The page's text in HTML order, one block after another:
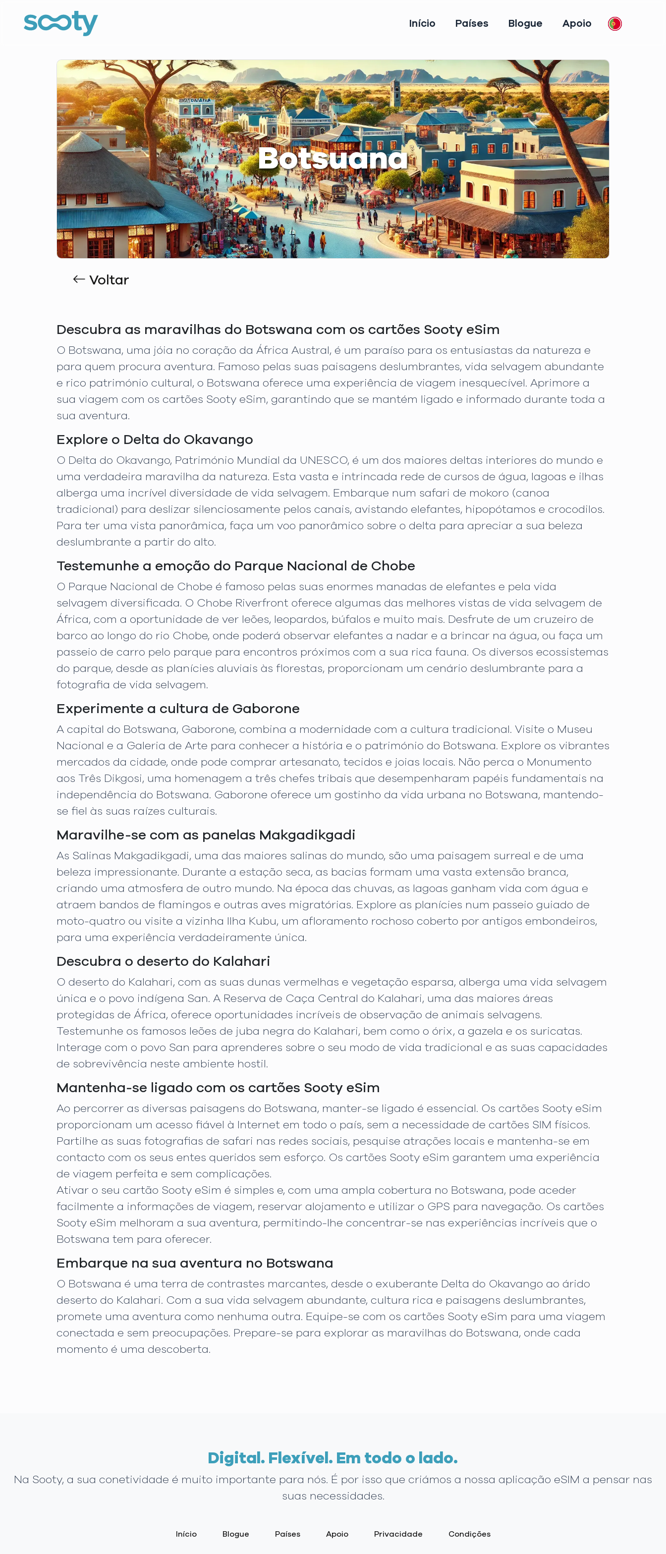
Início Países Blogue Apoio
Botsuana
Voltar
Descubra as maravilhas do Botswana com os cartões Sooty eSim
O Botswana, uma jóia no coração da África Austral, é um paraíso para os entusiastas da natureza e
para quem procura aventura. Famoso pelas suas paisagens deslumbrantes, vida selvagem abundante
e rico património cultural, o Botswana oferece uma experiência de viagem inesquecível. Aprimore a
sua viagem com os cartões Sooty eSim, garantindo que se mantém ligado e informado durante toda a
sua aventura.
Explore o Delta do Okavango
O Delta do Okavango, Património Mundial da UNESCO, é um dos maiores deltas interiores do mundo e
uma verdadeira maravilha da natureza. Esta vasta e intrincada rede de cursos de água, lagoas e ilhas
alberga uma incrível diversidade de vida selvagem. Embarque num safari de mokoro (canoa
tradicional) para deslizar silenciosamente pelos canais, avistando elefantes, hipopótamos e crocodilos.
Para ter uma vista panorâmica, faça um voo panorâmico sobre o delta para apreciar a sua beleza
deslumbrante a partir do alto.
Testemunhe a emoção do Parque Nacional de Chobe
O Parque Nacional de Chobe é famoso pelas suas enormes manadas de elefantes e pela vida
selvagem diversificada. O Chobe Riverfront oferece algumas das melhores vistas de vida selvagem de
África, com a oportunidade de ver leões, leopardos, búfalos e muito mais. Desfrute de um cruzeiro de
barco ao longo do rio Chobe, onde poderá observar elefantes a nadar e a brincar na água, ou faça um
passeio de carro pelo parque para encontros próximos com a sua rica fauna. Os diversos ecossistemas
do parque, desde as planícies aluviais às florestas, proporcionam um cenário deslumbrante para a
fotografia de vida selvagem.
Experimente a cultura de Gaborone
A capital do Botswana, Gaborone, combina a modernidade com a cultura tradicional. Visite o Museu
Nacional e a Galeria de Arte para conhecer a história e o património do Botswana. Explore os vibrantes
mercados da cidade, onde pode comprar artesanato, tecidos e joias locais. Não perca o Monumento
aos Três Dikgosi, uma homenagem a três chefes tribais que desempenharam papéis fundamentais na
independência do Botswana. Gaborone oferece um gostinho da vida urbana no Botswana, mantendo-
se fiel às suas raízes culturais.
Maravilhe-se com as panelas Makgadikgadi
As Salinas Makgadikgadi, uma das maiores salinas do mundo, são uma paisagem surreal e de uma
beleza impressionante. Durante a estação seca, as bacias formam uma vasta extensão branca,
criando uma atmosfera de outro mundo. Na época das chuvas, as lagoas ganham vida com água e
atraem bandos de flamingos e outras aves migratórias. Explore as planícies num passeio guiado de
moto-quatro ou visite a vizinha Ilha Kubu, um afloramento rochoso coberto por antigos embondeiros,
para uma experiência verdadeiramente única.
Descubra o deserto do Kalahari
O deserto do Kalahari, com as suas dunas vermelhas e vegetação esparsa, alberga uma vida selvagem
única e o povo indígena San. A Reserva de Caça Central do Kalahari, uma das maiores áreas
protegidas de África, oferece oportunidades incríveis de observação de animais selvagens.
Testemunhe os famosos leões de juba negra do Kalahari, bem como o órix, a gazela e os suricatas.
Interage com o povo San para aprenderes sobre o seu modo de vida tradicional e as suas capacidades
de sobrevivência neste ambiente hostil.
Mantenha-se ligado com os cartões Sooty eSim
Ao percorrer as diversas paisagens do Botswana, manter-se ligado é essencial. Os cartões Sooty eSim
proporcionam um acesso fiável à Internet em todo o país, sem a necessidade de cartões SIM físicos.
Partilhe as suas fotografias de safari nas redes sociais, pesquise atrações locais e mantenha-se em
contacto com os seus entes queridos sem esforço. Os cartões Sooty eSim garantem uma experiência
de viagem perfeita e sem complicações.
Ativar o seu cartão Sooty eSim é simples e, com uma ampla cobertura no Botswana, pode aceder
facilmente a informações de viagem, reservar alojamento e utilizar o GPS para navegação. Os cartões
Sooty eSim melhoram a sua aventura, permitindo-lhe concentrar-se nas experiências incríveis que o
Botswana tem para oferecer.
Embarque na sua aventura no Botswana
O Botswana é uma terra de contrastes marcantes, desde o exuberante Delta do Okavango ao árido
deserto do Kalahari. Com a sua vida selvagem abundante, cultura rica e paisagens deslumbrantes,
promete uma aventura como nenhuma outra. Equipe-se com os cartões Sooty eSim para uma viagem
conectada e sem preocupações. Prepare-se para explorar as maravilhas do Botswana, onde cada
momento é uma descoberta.
Digital. Flexível. Em todo o lado.
Na Sooty, a sua conetividade é muito importante para nós. É por isso que criámos a nossa aplicação eSIM a pensar nas
suas necessidades.
Início Blogue Países Apoio Privacidade Condições